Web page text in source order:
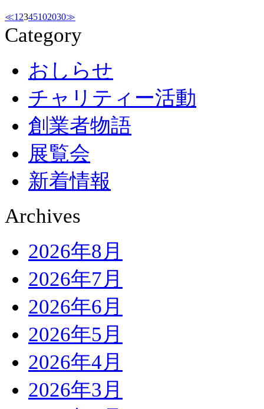
≪1 2345102030≫
Category
おしらせ
チャリティー活動
創業者物語
展覧会
新着情報
Archives
2026年8月
2026年7月
2026年6月
2026年5月
2026年4月
2026年3月